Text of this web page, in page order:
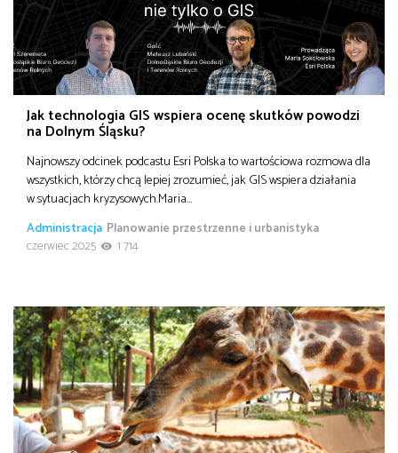
Jak technologia GIS wspiera ocenę skutków powodzi
na Dolnym Śląsku?
Najnowszy odcinek podcastu Esri Polska to wartościowa rozmowa dla
wszystkich, którzy chcą lepiej zrozumieć, jak GIS wspiera działania
w sytuacjach kryzysowych.Maria…
Administracja Planowanie przestrzenne i urbanistyka
czerwiec 2025
1 714